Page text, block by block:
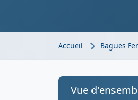
Accueil Bagues
Vue